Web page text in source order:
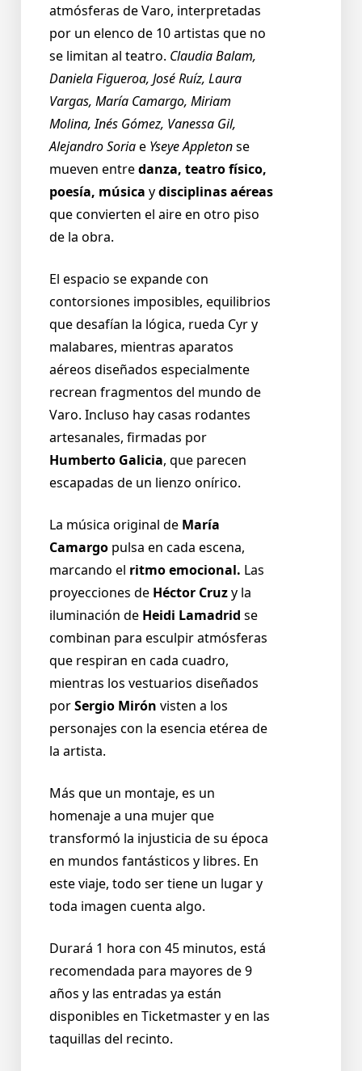
atmósferas de Varo, interpretadas
por un elenco de 10 artistas que no
se limitan al teatro. Claudia Balam,
Daniela Figueroa, José Ruíz, Laura
Vargas, María Camargo, Miriam
Molina, Inés Gómez, Vanessa Gil,
Alejandro Soriae Yseye Appletonse
mueven entredanza, teatro físico,
poesía, música ydisciplinas aéreas
que convierten el aire en otro piso
de la obra.
El espacio se expande con
contorsiones imposibles, equilibrios
que desafían la lógica, rueda Cyr y
malabares, mientras aparatos
aéreos diseñados especialmente
recrean fragmentos del mundo de
Varo. Incluso hay casas rodantes
artesanales, firmadas por
Humberto Galicia, que parecen
escapadas de un lienzo onírico.
La música original de María
Camargo pulsa en cada escena,
marcando el ritmo emocional. Las
proyecciones de Héctor Cruzy la
iluminación de Heidi Lamadrid se
combinan para esculpir atmósferas
que respiran en cada cuadro,
mientras los vestuarios diseñados
porSergio Mirón visten a los
personajes con la esencia etérea de
la artista.
Más que un montaje, es un
homenaje a una mujer que
transformó la injusticia de su época
en mundos fantásticos y libres. En
este viaje, todo ser tiene un lugar y
toda imagen cuenta algo.
Durará 1 hora con 45 minutos, está
recomendada para mayores de 9
años y las entradas ya están
disponibles en Ticketmaster y en las
taquillas del recinto.